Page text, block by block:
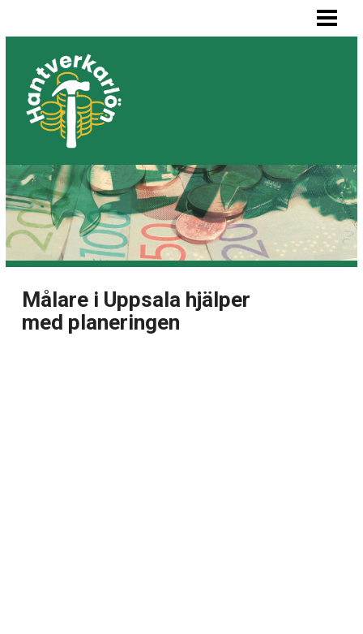
MÅLARE LÖN
SNICKARE LÖN
VVS-MONTÖR LÖN
ELEKTRIKER LÖN
BLOGG
LISTA BYGGFIRMOR
Målare i Uppsala hjälper
med planeringen